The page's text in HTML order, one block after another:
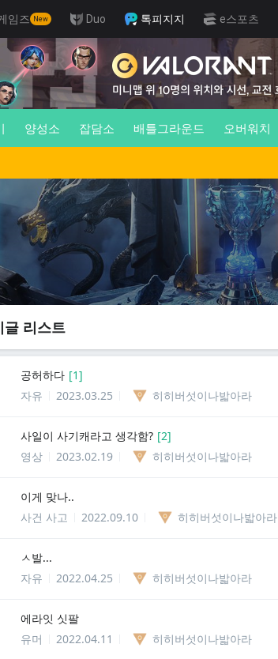
임즈 New Duo 톡피지지 e스포츠
양성소 잡담소 배틀그라운드 오버워치
글 리스트
공허하다 [1]
자유
2023.03.25 히히버섯이나밟아라
사일이 사기캐라고 생각함? [2]
영상
2023.02.19 히히버섯이나밟아라
이게 맞나..
사건 사고
2022.09.10 히히버섯이나밟아라
ㅅ발...
자유
2022.04.25 히히버섯이나밟아라
에라잇 싯팔
유머
2022.04.11 히히버섯이나밟아라